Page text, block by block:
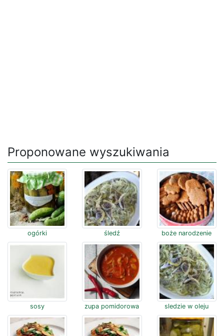
Proponowane wyszukiwania
ogórki śledź boże narodzenie
sosy zupa pomidorowa sledzie w oleju